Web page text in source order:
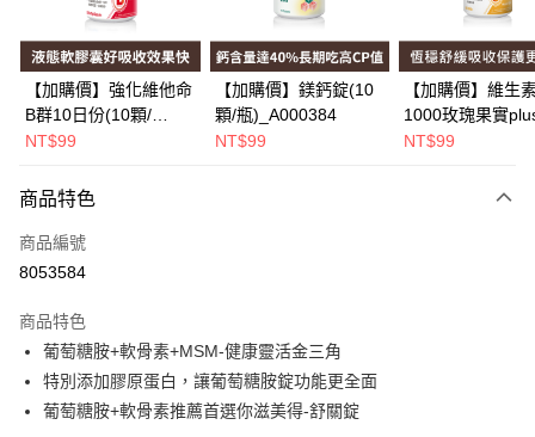
悠遊付
Google Pay
大哥付你分期
相關說明
【大哥付你分期使用說明】
2.付款方式選擇「大哥付你分期」，訂單成立後會自動跳轉到大哥付的交易
流程，驗證手機門號後，選擇欲分期的期數、繳款截止日，確認付款後即完
成交易。
3.實際核准額度、可分期數及費用金額請依後續交易確認頁面所載為準。
消。如遇「轉專審核」未通過狀況，表示未達大哥付你分期系統評分，恕無
AFTEE先享後付
相關說明
【關於「AFTEE先享後付」】
AFTEE先享後付是「在收到商品之後才付款」的支付方式。 讓您購物簡單
便利好安心！
１．簡單：不需註冊會員、不需綁卡、不需儲值。
Hami Point
相關說明
「Hami Point」為中華電信所提供之點數服務，可於會員專區綁定中華電信
【加購價】強化維他命
B群10日份(10顆/
瓶)_A000226
NT$99
【加購價】鎂鈣錠(10
顆/瓶)_A000384
NT$99
【加購價】維生
1000玫瑰果實
(10錠/瓶)*1瓶
NT$99
商品特色
商品編號
8053584
商品特色
葡萄糖胺+軟骨素+MSM-健康靈活金三角
特別添加膠原蛋白，讓葡萄糖胺錠功能更全面
葡萄糖胺+軟骨素推薦首選你滋美得-舒關錠